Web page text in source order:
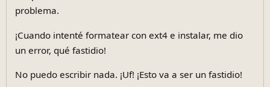
problema.
¡Cuando intenté formatear con ext4 e instalar, me dio
un error, qué fastidio!
No puedo escribir nada. ¡Uf! ¡Esto va a ser un fastidio!